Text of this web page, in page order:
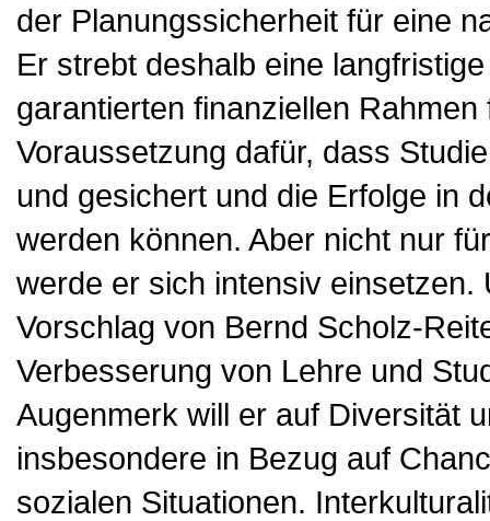
der Planungssicherheit für eine
Er strebt deshalb eine
garantierten finanziellen
Voraussetzung dafür, dass
und gesichert und die Erfolge in
werden können. Aber nicht nur
werde er sich intensiv
Vorschlag von Bernd Scholz-
Verbesserung von Lehre und
Augenmerk will er auf Diversität
insbesondere in Bezug auf
sozialen Situationen.